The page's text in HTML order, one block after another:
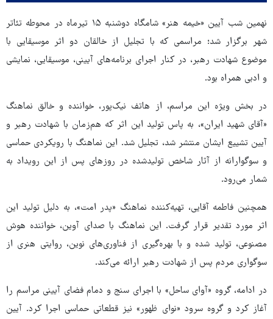
نهمین شب آیین «خیمه هنر» شامگاه دوشنبه ۱۵ تیرماه در محوطه تئاتر
شهر برگزار شد؛ مراسمی که با تجلیل از خالقان دو اثر موسیقایی با
موضوع شهادت رهبر، در کنار اجرای برنامه‌های آیینی، موسیقایی، نمایشی
و ادبی همراه بود.
در بخش ویژه این مراسم، از هاتف نیک‌پور، خواننده و خالق نماهنگ
«آقای شهید ایران»، به پاس تولید این اثر که هم‌زمان با شهادت رهبر و
آیین تشییع ایشان منتشر شد، تجلیل شد. این نماهنگ با رویکردی حماسی
و سوگوارانه از آثار شاخص تولیدشده در روزهای پس از این رویداد به
شمار می‌رود.
همچنین فاطمه آقایی، تهیه‌کننده نماهنگ «پدر امت»، به دلیل تولید این
اثر مورد تقدیر قرار گرفت. این نماهنگ با صدای آوین، خواننده هوش
مصنوعی، تولید شده و با بهره‌گیری از فناوری‌های نوین، روایتی هنری از
سوگواری مردم پس از شهادت رهبر ارائه می‌کند.
در ادامه، گروه «آوای ساحل» با اجرای سنج و دمام فضای آیینی مراسم را
آغاز کرد و گروه سرود «نوای ظهور» نیز قطعاتی حماسی اجرا کرد. آیین